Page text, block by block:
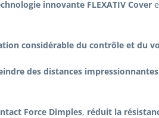
innovante FLEXATIV Cover
considérable du contrôle et du
des distances impressionnantes
Force Dimples, réduit la